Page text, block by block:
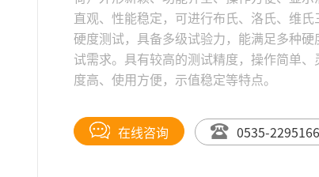
直观、性能稳定，可进行布氏、洛氏、维氏
硬度测试，具备多级试验力，能满足多种硬
试需求。具有较高的测试精度，操作简单、
度高、使用方便，示值稳定等特点。
在线咨询 0535-2295166